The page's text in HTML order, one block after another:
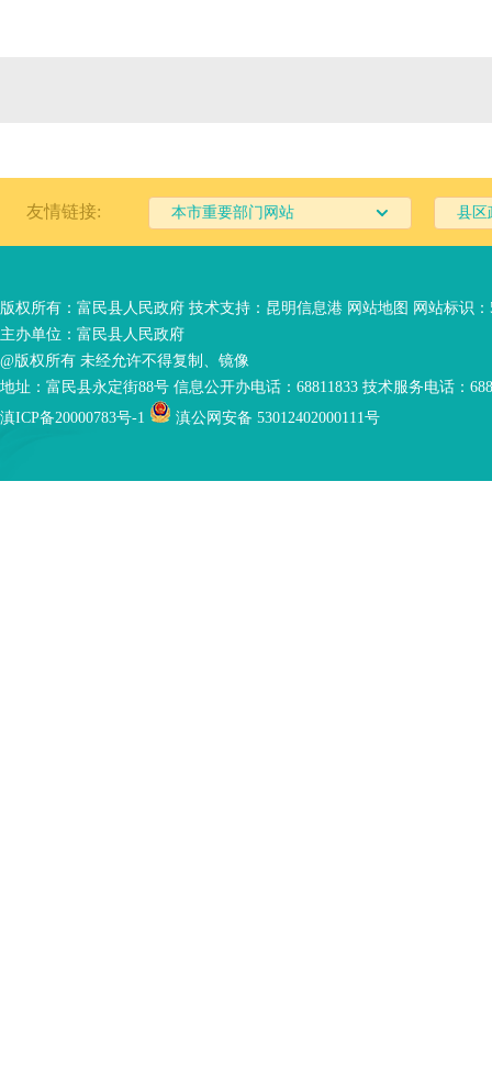
友情链接: 本市重要部门网站 县区
版权所有：富民县人民政府 技术支持： 昆明信息港 网站地图 网站标识：
主办单位：富民县人民政府
@版权所有 未经允许不得复制、镜像
地址：富民县永定街88号 信息公开办电话：68811833 技术服务电话：
滇ICP备20000783号-1
滇公网安备 53012402000111号